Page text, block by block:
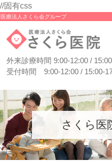
//固有css
医療法人さくら会グループ
外来診療時間 9:00-12:00 /
受付時間 9:00-12:00 / 15:00-
さくら医